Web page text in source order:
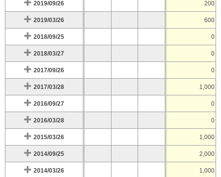
2019/09/26 200
2019/03/26 600
2018/09/25 0
2018/03/27 0
2017/09/26 0
2017/03/28 1,000
2016/09/27 0
2016/03/28 0
2015/03/26 1,000
2014/09/25 2,000
2014/03/26 1,000